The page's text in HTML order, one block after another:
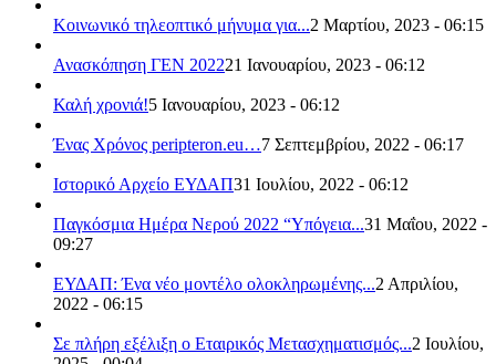
Κοινωνικό τηλεοπτικό μήνυμα για...2 Μαρτίου, 2023 - 06:15
Ανασκόπηση ΓΕΝ 202221 Ιανουαρίου, 2023 - 06:12
Καλή χρονιά!5 Ιανουαρίου, 2023 - 06:12
Ένας Χρόνος peripteron.eu…7 Σεπτεμβρίου, 2022 - 06:17
Ιστορικό Αρχείο ΕΥΔΑΠ31 Ιουλίου, 2022 - 06:12
Παγκόσμια Ημέρα Νερού 2022 “Υπόγεια...31 Μαΐου, 2022 -
09:27
ΕΥΔΑΠ: Ένα νέο μοντέλο ολοκληρωμένης...2 Απριλίου,
2022 - 06:15
Σε πλήρη εξέλιξη ο Εταιρικός Μετασχηματισμός...2 Ιουλίου,